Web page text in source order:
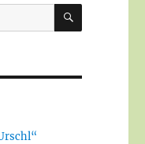
SUCHEN